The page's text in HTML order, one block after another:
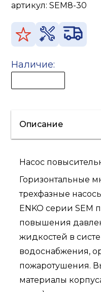
артикул:SEM8-30
Наличие:
Описание
Насос
Горизонтальные
трехфазные
ENKO серии SEM
повышения
жидкостей в
водоснабжения,
пожаротушения.
материалы